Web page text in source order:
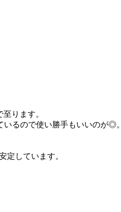
ります。
るので使い勝手もいいのが◎。
定しています。